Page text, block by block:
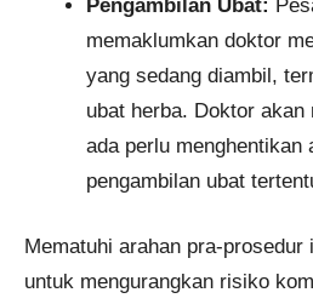
Pengambilan Ubat:
memaklumkan doktor
yang sedang diambil,
ubat herba. Doktor
ada perlu menghentikan
pengambilan ubat
Mematuhi arahan pra-prosedur
untuk mengurangkan risiko